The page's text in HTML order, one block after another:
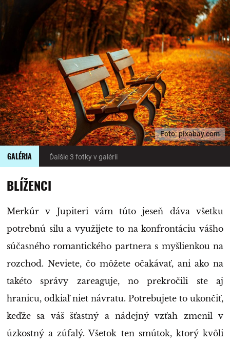
GALÉRIA Ďalšie 3 fotky v galérii
Foto: pixabay.com
BLÍŽENCI
Merkúr v Jupiteri vám túto jeseň dáva všetku
potrebnú silu a využijete to na konfrontáciu vášho
súčasného romantického partnera s myšlienkou na
rozchod. Neviete, čo môžete očakávať, ani ako na
takéto správy zareaguje, no prekročili ste aj
hranicu, odkiaľ niet návratu. Potrebujete to ukončiť,
keďže sa váš šťastný a nádejný vzťah zmenil v
úzkostný a zúfalý. Všetok ten smútok, ktorý kvôli